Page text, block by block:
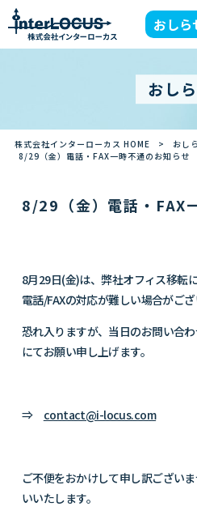
おしら
おし
株式会社インターローカス HOME > おし
8/29（金）電話・FAX一時不通のお知らせ
8/29（金）電話・FAX
8月29日(金)は、弊社オフィス移転
電話/FAXの対応が難しい場合がござ
恐れ入りますが、当日のお問い合
にてお願い申し上げます。
⇒ contact@i-locus.com
ご不便をおかけして申し訳ござい
いいたします。